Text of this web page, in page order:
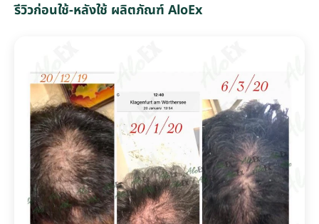
รีวิวก่อนใช้-หลังใช้ ผลิตภัณฑ์ AloEx